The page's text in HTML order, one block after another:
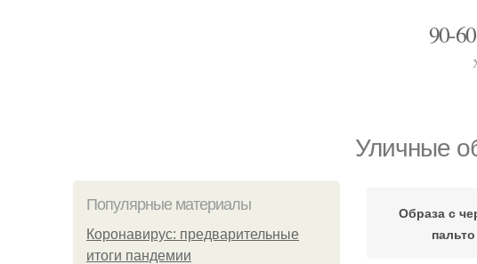
90-
Уличные
Популярные материалы
Коронавирус: предварительные
итоги пандемии
Образа с
пальто